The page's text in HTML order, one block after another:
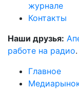
журнале
Контакты
Наши друзья:
работе на радио.
Главное